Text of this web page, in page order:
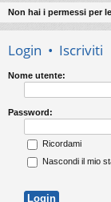
Non hai i permessi per
Login • Iscriviti
Nome utente:
Password:
Ricordami
Nascondi il mio